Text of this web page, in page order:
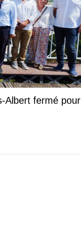
Albert fermé pour